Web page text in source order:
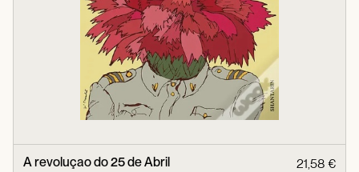
A revoluçao do 25 de Abril 21,58 €